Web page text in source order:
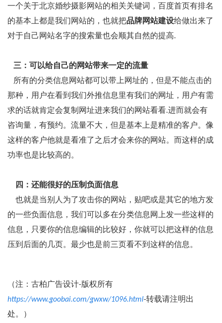
一个关于北京婚纱摄影网站的相关关键词，百度首页有排名
的基本上都是我们网站的，也就把品牌网站建设给做出来了
对于自己网站名字的搜索量也会顺其自然的提高.
三：可以给自己的网站带来一定的流量
所有的分类信息网站都可以带上网址的，但是不能点击的
那种，用户在看到我们外推信息里有我们的网址，用户有需
求的话就肯定会复制网址进来我们的网站看看.进而就会有
咨询量，有预约。流量不大，但是基本上是精准的客户。像
这样的客户他就是看准了之后才会来你的网站。而这样的成
功率也是比较高的。
四：还能很好的压制负面信息
也就是当别人为了攻击你的网站，贴吧或是其它的地方发
的一些负面信息，我们可以多在分类信息网上发一些这样的
信息，只要你的信息编辑的比较好，你就可以把这样的信息
压到后面的几页。最少也是前三页看不到这样的信息。
（注：古柏广告设计-版权所有
https://www.goobai.com/gwxw/1096.html-转载请注明出
处。）